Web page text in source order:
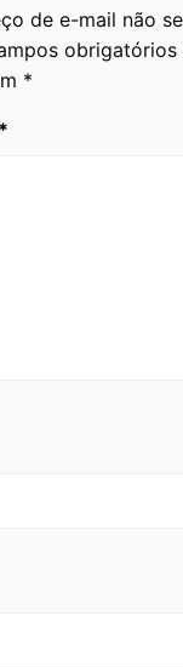
de e-mail não
obrigatórios
*
*